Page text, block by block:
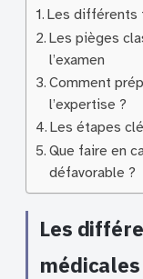
Les différents
Les pièges
l’examen
Comment
l’expertise ?
Les étapes
Que faire en
défavorable ?
Les
médicales